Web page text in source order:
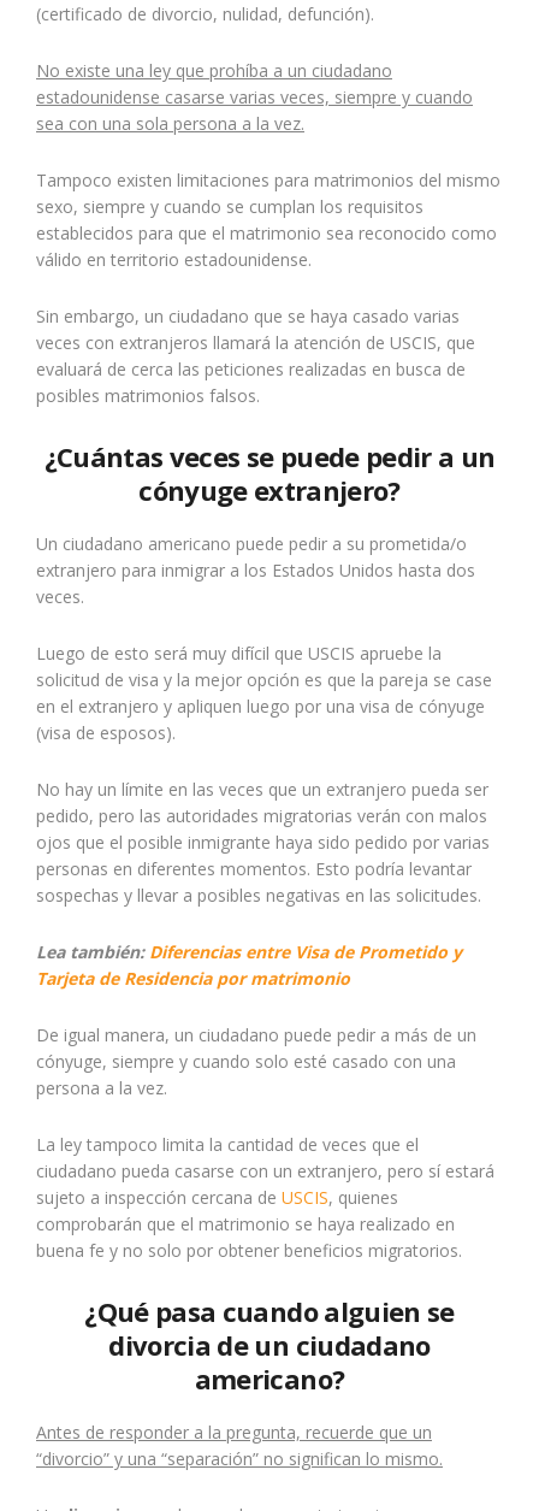
(certificado de divorcio, nulidad, defunción).
No existe una ley que prohíba a un ciudadano
estadounidense casarse varias veces, siempre y cuando
sea con una sola persona a la vez.
Tampoco existen limitaciones para matrimonios del mismo
sexo, siempre y cuando se cumplan los requisitos
establecidos para que el matrimonio sea reconocido como
válido en territorio estadounidense.
Sin embargo, un ciudadano que se haya casado varias
veces con extranjeros llamará la atención de USCIS, que
evaluará de cerca las peticiones realizadas en busca de
posibles matrimonios falsos.
¿Cuántas veces se puede pedir a un
cónyuge extranjero?
Un ciudadano americano puede pedir a su prometida/o
extranjero para inmigrar a los Estados Unidos hasta dos
veces.
Luego de esto será muy difícil que USCIS apruebe la
solicitud de visa y la mejor opción es que la pareja se case
en el extranjero y apliquen luego por una visa de cónyuge
(visa de esposos).
No hay un límite en las veces que un extranjero pueda ser
pedido, pero las autoridades migratorias verán con malos
ojos que el posible inmigrante haya sido pedido por varias
personas en diferentes momentos. Esto podría levantar
sospechas y llevar a posibles negativas en las solicitudes.
Lea también: Diferencias entre Visa de Prometido y
Tarjeta de Residencia por matrimonio
De igual manera, un ciudadano puede pedir a más de un
cónyuge, siempre y cuando solo esté casado con una
persona a la vez.
La ley tampoco limita la cantidad de veces que el
ciudadano pueda casarse con un extranjero, pero sí estará
sujeto a inspección cercana de USCIS, quienes
comprobarán que el matrimonio se haya realizado en
buena fe y no solo por obtener beneficios migratorios.
¿Qué pasa cuando alguien se
divorcia de un ciudadano
americano?
Antes de responder a la pregunta, recuerde que un
“divorcio” y una “separación” no significan lo mismo.